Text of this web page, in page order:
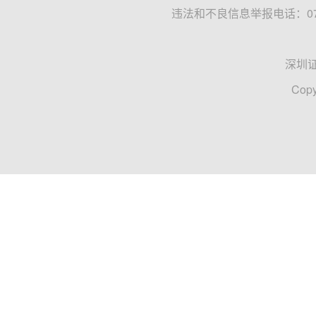
违法和不良信息举报电话：
深圳